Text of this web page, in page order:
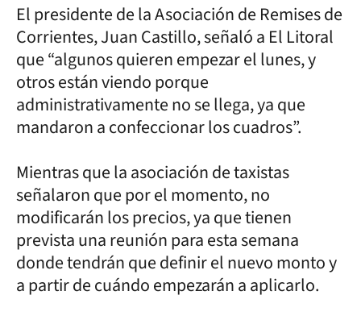
El presidente de la Asociación de Remises de
Corrientes, Juan Castillo, señaló a El Litoral
que “algunos quieren empezar el lunes, y
otros están viendo porque
administrativamente no se llega, ya que
mandaron a confeccionar los cuadros”.
Mientras que la asociación de taxistas
señalaron que por el momento, no
modificarán los precios, ya que tienen
prevista una reunión para esta semana
donde tendrán que definir el nuevo monto y
a partir de cuándo empezarán a aplicarlo.